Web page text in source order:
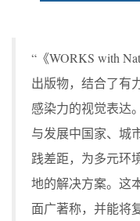
“《WORKS with
出版物，结合了有
感染力的视觉表达
与发展中国家、城
践差距，为多元环
地的解决方案。这
面广著称，并能将